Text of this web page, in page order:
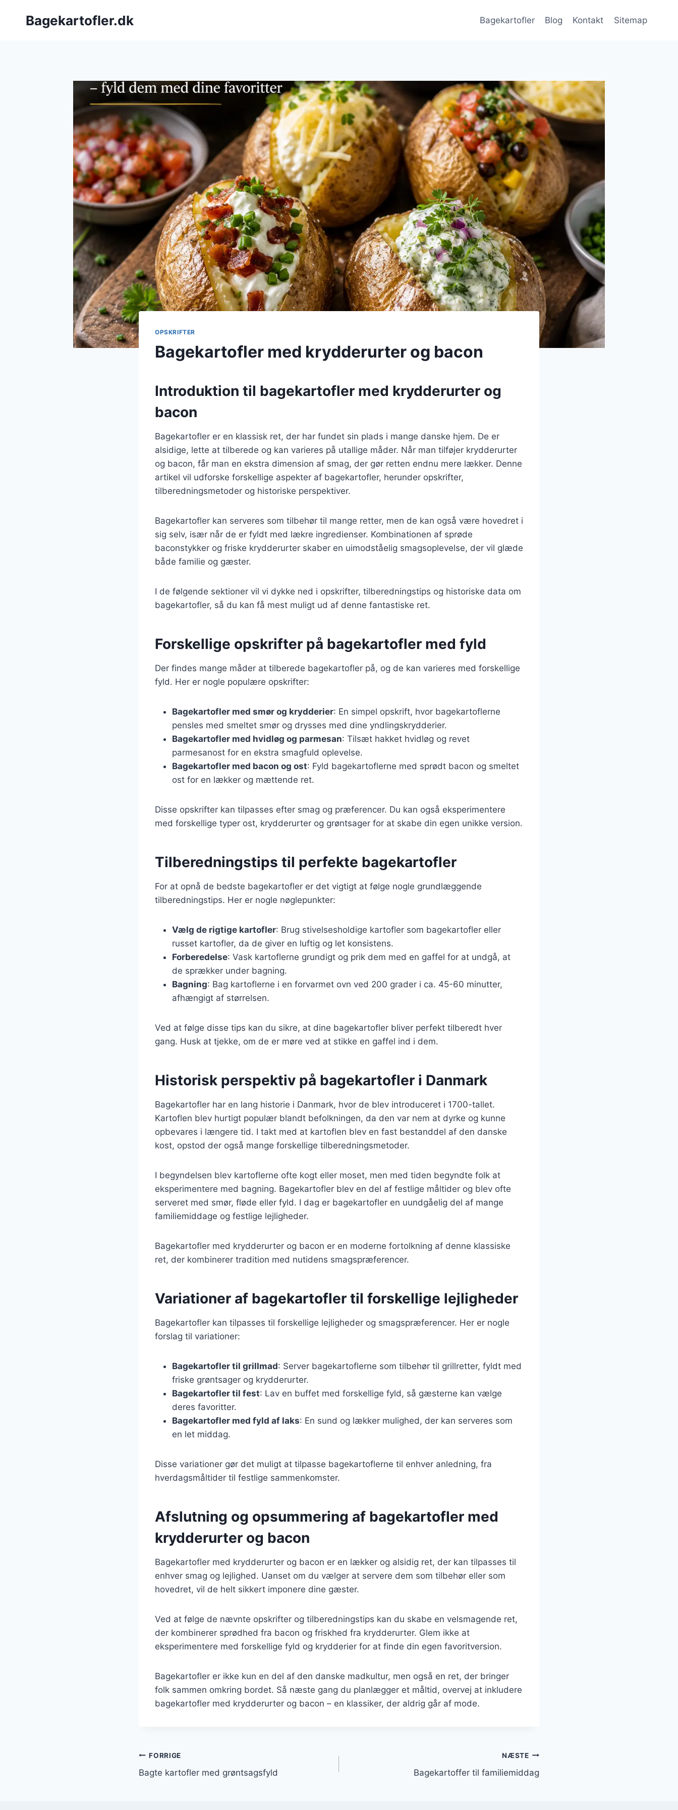
Bagekartofler.dk Bagekartofler Blog Kontakt Sitemap
OPSKRIFTER
Bagekartofler med krydderurter og bacon
Introduktion til bagekartofler med krydderurter og
bacon
Bagekartofler er en klassisk ret, der har fundet sin plads i mange danske hjem. De er
alsidige, lette at tilberede og kan varieres på utallige måder. Når man tilføjer krydderurter
og bacon, får man en ekstra dimension af smag, der gør retten endnu mere lækker. Denne
artikel vil udforske forskellige aspekter af bagekartofler, herunder opskrifter,
tilberedningsmetoder og historiske perspektiver.
Bagekartofler kan serveres som tilbehør til mange retter, men de kan også være hovedret i
sig selv, især når de er fyldt med lækre ingredienser. Kombinationen af sprøde
baconstykker og friske krydderurter skaber en uimodståelig smagsoplevelse, der vil glæde
både familie og gæster.
I de følgende sektioner vil vi dykke ned i opskrifter, tilberedningstips og historiske data om
bagekartofler, så du kan få mest muligt ud af denne fantastiske ret.
Forskellige opskrifter på bagekartofler med fyld
Der findes mange måder at tilberede bagekartofler på, og de kan varieres med forskellige
fyld. Her er nogle populære opskrifter:
Bagekartofler med smør og krydderier: En simpel opskrift, hvor bagekartoflerne
pensles med smeltet smør og drysses med dine yndlingskrydderier.
Bagekartofler med hvidløg og parmesan: Tilsæt hakket hvidløg og revet
parmesanost for en ekstra smagfuld oplevelse.
Bagekartofler med bacon og ost: Fyld bagekartoflerne med sprødt bacon og smeltet
ost for en lækker og mættende ret.
Disse opskrifter kan tilpasses efter smag og præferencer. Du kan også eksperimentere
med forskellige typer ost, krydderurter og grøntsager for at skabe din egen unikke version.
Tilberedningstips til perfekte bagekartofler
For at opnå de bedste bagekartofler er det vigtigt at følge nogle grundlæggende
tilberedningstips. Her er nogle nøglepunkter:
Vælg de rigtige kartofler: Brug stivelsesholdige kartofler som bagekartofler eller
russet kartofler, da de giver en luftig og let konsistens.
Forberedelse: Vask kartoflerne grundigt og prik dem med en gaffel for at undgå, at
de sprækker under bagning.
Bagning: Bag kartoflerne i en forvarmet ovn ved 200 grader i ca. 45-60 minutter,
afhængigt af størrelsen.
Ved at følge disse tips kan du sikre, at dine bagekartofler bliver perfekt tilberedt hver
gang. Husk at tjekke, om de er møre ved at stikke en gaffel ind i dem.
Historisk perspektiv på bagekartofler i Danmark
Bagekartofler har en lang historie i Danmark, hvor de blev introduceret i 1700-tallet.
Kartoflen blev hurtigt populær blandt befolkningen, da den var nem at dyrke og kunne
opbevares i længere tid. I takt med at kartoflen blev en fast bestanddel af den danske
kost, opstod der også mange forskellige tilberedningsmetoder.
I begyndelsen blev kartoflerne ofte kogt eller moset, men med tiden begyndte folk at
eksperimentere med bagning. Bagekartofler blev en del af festlige måltider og blev ofte
serveret med smør, fløde eller fyld. I dag er bagekartofler en uundgåelig del af mange
familiemiddage og festlige lejligheder.
Bagekartofler med krydderurter og bacon er en moderne fortolkning af denne klassiske
ret, der kombinerer tradition med nutidens smagspræferencer.
Variationer af bagekartofler til forskellige lejligheder
Bagekartofler kan tilpasses til forskellige lejligheder og smagspræferencer. Her er nogle
forslag til variationer:
Bagekartofler til grillmad: Server bagekartoflerne som tilbehør til grillretter, fyldt med
friske grøntsager og krydderurter.
Bagekartofler til fest: Lav en buffet med forskellige fyld, så gæsterne kan vælge
deres favoritter.
Bagekartofler med fyld af laks: En sund og lækker mulighed, der kan serveres som
en let middag.
Disse variationer gør det muligt at tilpasse bagekartoflerne til enhver anledning, fra
hverdagsmåltider til festlige sammenkomster.
Afslutning og opsummering af bagekartofler med
krydderurter og bacon
Bagekartofler med krydderurter og bacon er en lækker og alsidig ret, der kan tilpasses til
enhver smag og lejlighed. Uanset om du vælger at servere dem som tilbehør eller som
hovedret, vil de helt sikkert imponere dine gæster.
Ved at følge de nævnte opskrifter og tilberedningstips kan du skabe en velsmagende ret,
der kombinerer sprødhed fra bacon og friskhed fra krydderurter. Glem ikke at
eksperimentere med forskellige fyld og krydderier for at finde din egen favoritversion.
Bagekartofler er ikke kun en del af den danske madkultur, men også en ret, der bringer
folk sammen omkring bordet. Så næste gang du planlægger et måltid, overvej at inkludere
bagekartofler med krydderurter og bacon – en klassiker, der aldrig går af mode.
Indlægsnavigation
FORRIGE
Bagte kartofler med grøntsagsfyld
NÆSTE
Bagekartoffer til familiemiddag